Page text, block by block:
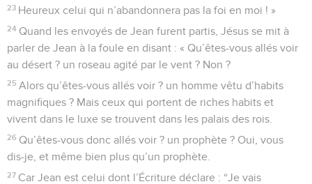
23 Heureux celui qui n’abandonnera pas la foi en moi ! »
24 Quand les envoyés de Jean furent partis, Jésus se mit à
parler de Jean à la foule en disant : « Qu’êtes-vous allés voir
au désert ? un roseau agité par le vent ? Non ?
25 Alors qu’êtes-vous allés voir ? un homme vêtu d’habits
magnifiques ? Mais ceux qui portent de riches habits et
vivent dans le luxe se trouvent dans les palais des rois.
26 Qu’êtes-vous donc allés voir ? un prophète ? Oui, vous
dis-je, et même bien plus qu’un prophète.
27 Car Jean est celui dont l’Écriture déclare : “Je vais